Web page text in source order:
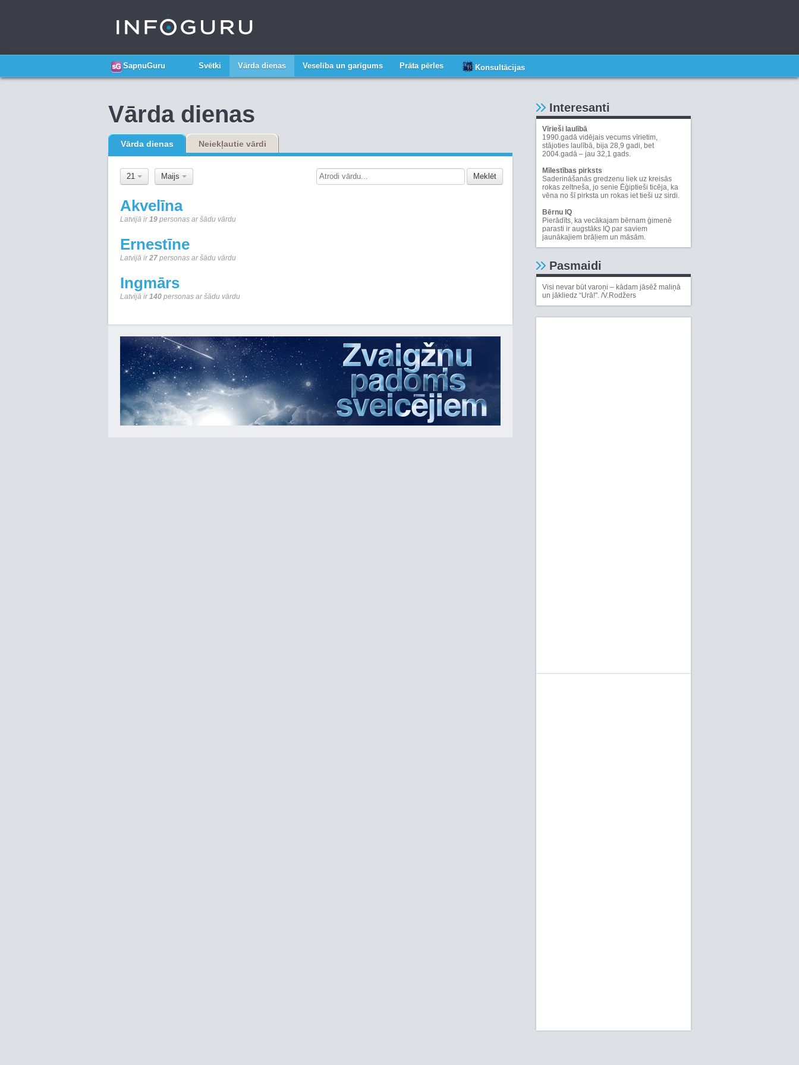
SapņuGuru Svētki Vārda dienas Veselība un garīgums Prāta pērles Konsultācijas
Vārda dienas
Vārda dienas Neiekļautie vārdi
21 Maijs Meklēt
Akvelīna
Latvijā ir19 personas ar šādu vārdu
Ernestīne
Latvijā ir27 personas ar šādu vārdu
Ingmārs
Latvijā ir140 personas ar šādu vārdu
Interesanti
Vīrieši laulībā
1990.gadā vidējais vecums vīrietim,
stājoties laulībā, bija 28,9 gadi, bet
2004.gadā – jau 32,1 gads.
Mīlestības pirksts
Saderināšanās gredzenu liek uz kreisās
rokas zeltneša, jo senie Ēģiptieši ticēja, ka
vēna no šī pirksta un rokas iet tieši uz sirdi.
Bērnu IQ
Pierādīts, ka vecākajam bērnam ģimenē
parasti ir augstāks IQ par saviem
jaunākajiem brāļiem un māsām.
Pasmaidi
Visi nevar būt varoņi – kādam jāsēž maliņā
un jākliedz “Urā!". /V.Rodžers